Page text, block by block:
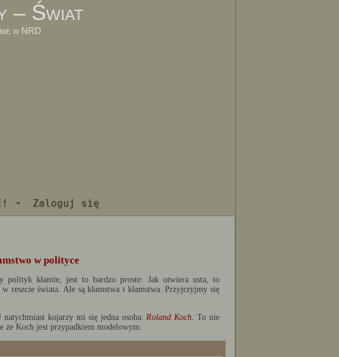
– Świat
w NRD
Zaloguj się
w polityce
polityk kłamie, jest to bardzo proste: Jak otwiera usta, to
reszcie świata. Ale są kłamstwa i kłamstwa. Przyjrzyjmy się
natychmiast kojarzy mi się jedna osoba:Roland Koch. To nie
że Koch jest przypadkiem modelowym.